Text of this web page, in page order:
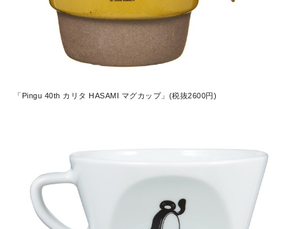
「Pingu 40th カリタ HASAMI マグカップ」(税抜2600円)